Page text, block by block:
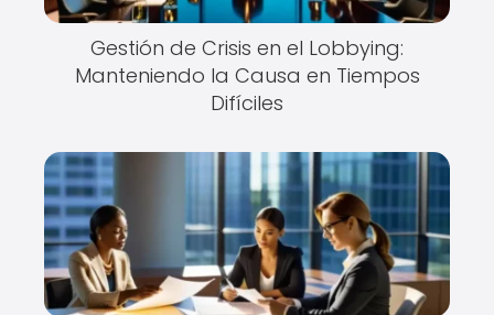
Gestión de Crisis en el Lobbying:
Manteniendo la Causa en Tiempos
Difíciles